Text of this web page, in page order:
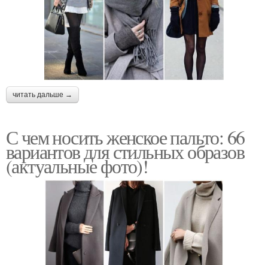
читать дальше →
С чем носить женское пальто: 66
вариантов для стильных образов
(актуальные фото)!